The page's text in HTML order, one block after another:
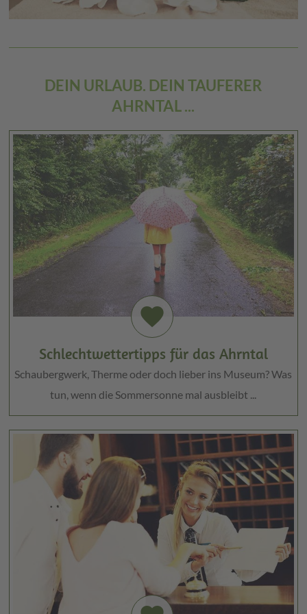
DEIN URLAUB. DEIN TAUFERER
AHRNTAL ...
favorite
Schlechtwettertipps für das Ahrntal
Schaubergwerk, Therme oder doch lieber ins Museum? Was
tun, wenn die Sommersonne mal ausbleibt ...